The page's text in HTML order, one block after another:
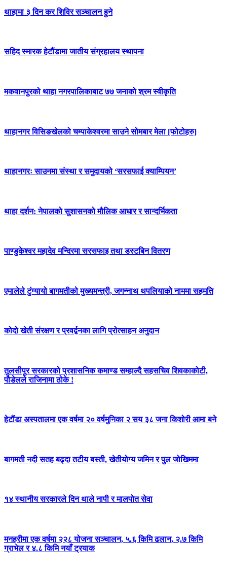
थाहामा ३ दिन कर शिविर सञ्चालन हुने
सहिद स्मारक हेटौंडामा जातीय संग्रहालय स्थापना
मकवानपुरको थाहा नगरपालिकाबाट ७७ जनाको श्रम स्वीकृति
थाहानगर विसिङखेलको चम्पाकेश्वरमा साउने सोमबार मेला [फोटोहरु]
थाहानगरः साउनमा संस्था र समुदायको ‘सरसफाई क्याम्पियन’
थाहा दर्शन: नेपालको सुशासनको मौलिक आधार र सान्दर्भिकता
पाण्डुकेश्वर महादेव मन्दिरमा सरसफाइ तथा डस्टबिन वितरण
एमालेले टुंग्यायो बागमतीको मुख्यमन्त्री, जगन्नाथ थपलियाको नाममा सहमति
कोदो खेती संरक्षण र प्रवर्द्वनका लागि प्रोत्साहन अनुदान
तुलसीपुर सरकारको प्रशासनिक कमाण्ड सम्हाल्दै सहसचिव शिवकाकोटी,
पौडेलले राजिनामा ठोके !
हेटौंडा अस्पतालमा एक वर्षमा २० वर्षमुनिका २ सय ३८ जना किशोरी आमा बने
बागमती नदी सतह बढ्दा तटीय बस्ती, खेतीयोग्य जमिन र पुल जोखिममा
१४ स्थानीय सरकारले दिन थाले नापी र मालपोत सेवा
मनहरीमा एक वर्षमा २२८ योजना सञ्चालन, ५.६ किमि ढलान, २.७ किमि
ग्राभेल र ४.८ किमि नयाँ ट्रयाक